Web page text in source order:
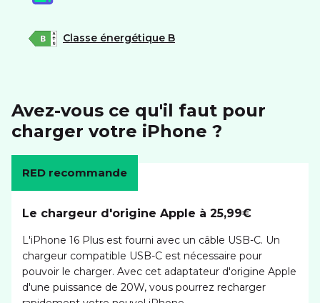
Classe énergétique B
Avez-vous ce qu'il faut pour
charger votre iPhone ?
RED recommande
Le chargeur d'origine Apple à 25,99€
L'iPhone 16 Plus est fourni avec un câble USB-C. Un
chargeur compatible USB-C est nécessaire pour
pouvoir le charger. Avec cet adaptateur d'origine Apple
d'une puissance de 20W, vous pourrez recharger